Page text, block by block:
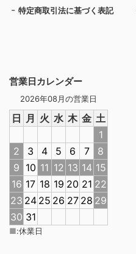
営業日カレンダー
2026年08月の営業日
日 月 火 水 木 金 土
1
2
3 4 5 6 7
8
9 10 11 12 13 14 15
16 17 18 19 20 21 22
23 24 25 26 27 28 29
30 31
■:休業日
特定商取引法に基づく表記